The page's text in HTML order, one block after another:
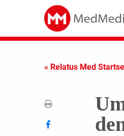
« Relatus Med